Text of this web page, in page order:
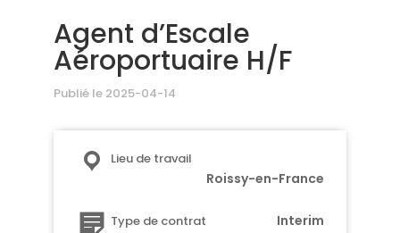
Agent d’Escale
Aéroportuaire H/F
Publié le 2025-04-14
Lieu de travail
Roissy-en-France
Type de contrat Interim